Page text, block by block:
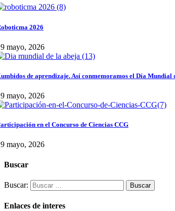
2026
mayo, 2026
de aprendizaje. Así conmemoramos el Día Mundial
mayo, 2026
en el Concurso de Ciencias CCG
mayo, 2026
Buscar
Buscar:
Enlaces de interes